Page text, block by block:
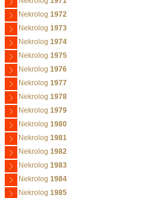
Nekrolog 1972
Nekrolog 1973
Nekrolog 1974
Nekrolog 1975
Nekrolog 1976
Nekrolog 1977
Nekrolog 1978
Nekrolog 1979
Nekrolog 1980
Nekrolog 1981
Nekrolog 1982
Nekrolog 1983
Nekrolog 1984
Nekrolog 1985